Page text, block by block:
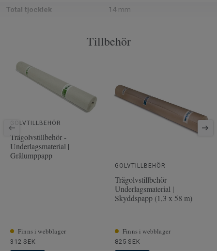
Total tjocklek
14 mm
Ja
Artiklar per paket
Läggningsmetod
Klick
41007002
Fasade kanter
Träslag
Längd
3.5 mm
19 cm
Tillbehör
GOLVTILLBEHÖR
Trägolvstillbehör -
Underlagsmaterial |
Grålumppapp
Finns i webblager
312 SEK
GOLVTILLBEHÖR
Trägolvstillbehör -
Underlagsmaterial |
Skyddspapp (1,3 x 58 m)
Finns i webblager
825 SEK